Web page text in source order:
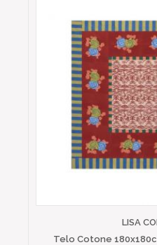
LISA
Telo Cotone